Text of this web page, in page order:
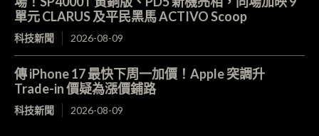
單元 CLARUS 及平民黑馬 ACTIVO Scoop
科技新聞 2026-08-09
傳 iPhone 17 最快下周一加價！Apple 突調升
Trade-in 價疑為漲價鋪路
科技新聞 2026-08-09